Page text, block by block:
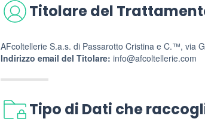
Titolare del
AFcoltellerie S.a.s. di Passarotto Cristina e C.™, via
Indirizzo email del Titolare: info@afcoltellerie.com
Tipo di Dati che